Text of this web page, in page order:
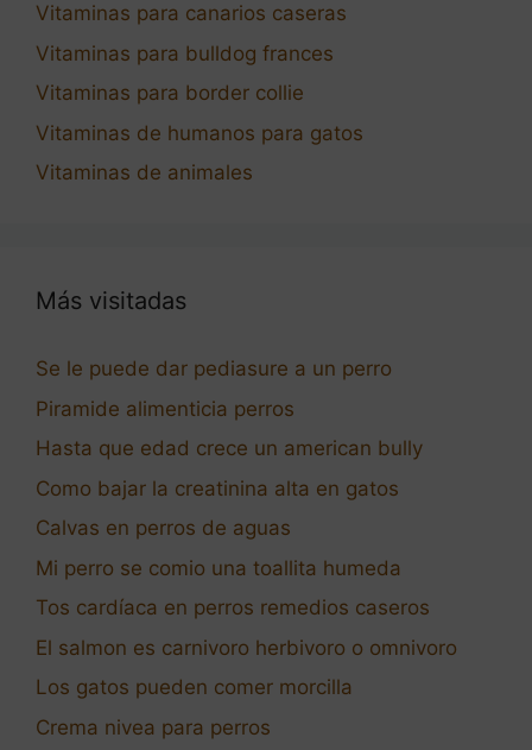
Vitaminas para canarios caseras
Vitaminas para bulldog frances
Vitaminas para border collie
Vitaminas de humanos para gatos
Vitaminas de animales
Más visitadas
Se le puede dar pediasure a un perro
Piramide alimenticia perros
Hasta que edad crece un american bully
Como bajar la creatinina alta en gatos
Calvas en perros de aguas
Mi perro se comio una toallita humeda
Tos cardíaca en perros remedios caseros
El salmon es carnivoro herbivoro o omnivoro
Los gatos pueden comer morcilla
Crema nivea para perros